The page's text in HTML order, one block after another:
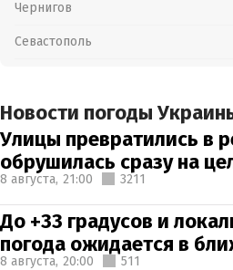
Чернигов
Севастополь
Новости погоды
Улицы превратились в
обрушилась сразу на
8 августа, 21:00 3211
До +33 градусов и
погода ожидается в
8 августа, 20:00 511